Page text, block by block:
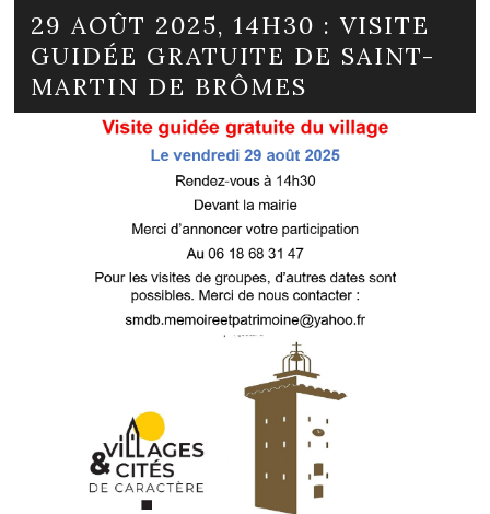
29 AOÛT 2025, 14H30 : VISITE
GUIDÉE GRATUITE DE SAINT-
MARTIN DE BRÔMES